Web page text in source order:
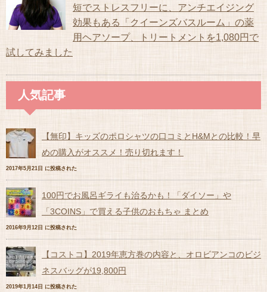
短でストレスフリーに、アンチエイジング
効果もある「クイーンズバスルーム」の薬
用ヘアソープ、トリートメントを1,080円で
試してみました
人気記事
【無印】キッズのポロシャツの口コミとH&Mとの比較！早
めの購入がオススメ！売り切れます！
2017年5月21日 に投稿された
100円でお風呂ギライも治るかも！「ダイソー」や
「3COINS」で買える子供のおもちゃ まとめ
2016年9月12日 に投稿された
【コストコ】2019年恵方巻の内容と、オロビアンコのビジ
ネスバッグが19,800円
2019年1月14日 に投稿された